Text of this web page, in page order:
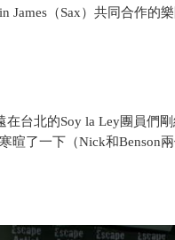
James（Sax）共同合作的樂
在台北的Soy la Ley團員們
暄了一下（Nick和Benson